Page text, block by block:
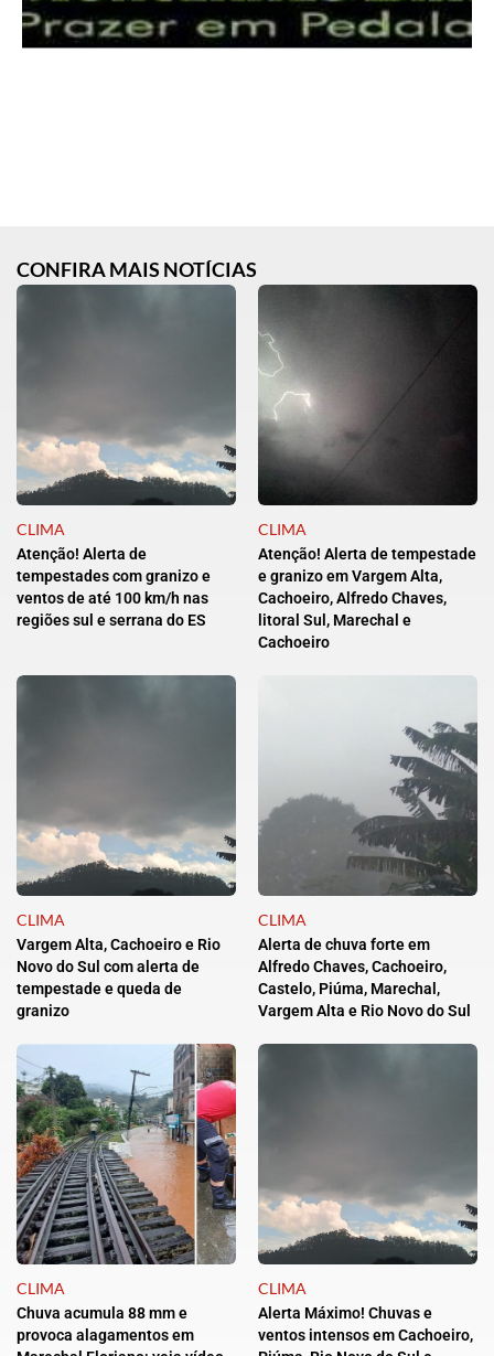
CONFIRA MAIS NOTÍCIAS
CLIMA
Atenção! Alerta de
tempestades com granizo e
ventos de até 100 km/h nas
regiões sul e serrana do ES
CLIMA
Atenção! Alerta de tempestade
e granizo em Vargem Alta,
Cachoeiro, Alfredo Chaves,
litoral Sul, Marechal e
Cachoeiro
CLIMA
Vargem Alta, Cachoeiro e Rio
Novo do Sul com alerta de
tempestade e queda de
granizo
CLIMA
Alerta de chuva forte em
Alfredo Chaves, Cachoeiro,
Castelo, Piúma, Marechal,
Vargem Alta e Rio Novo do Sul
CLIMA
Chuva acumula 88 mm e
provoca alagamentos em
CLIMA
Alerta Máximo! Chuvas e
ventos intensos em Cachoeiro,